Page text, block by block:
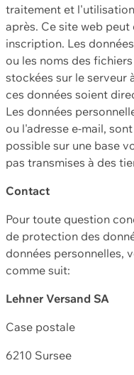
traitement et
après. Ce site web
inscription. Les
ou les noms des
stockées sur le serveur
ces données soient
Les données
ou l'adresse e-mail,
possible sur une base
pas transmises à des
Contact
Pour toute question
de protection des
données personnelles,
comme suit:
Lehner Versand SA
Case postale
6210 Sursee